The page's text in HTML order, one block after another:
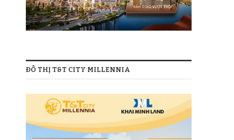
ĐÔ THỊ T&T CITY MILLENNIA